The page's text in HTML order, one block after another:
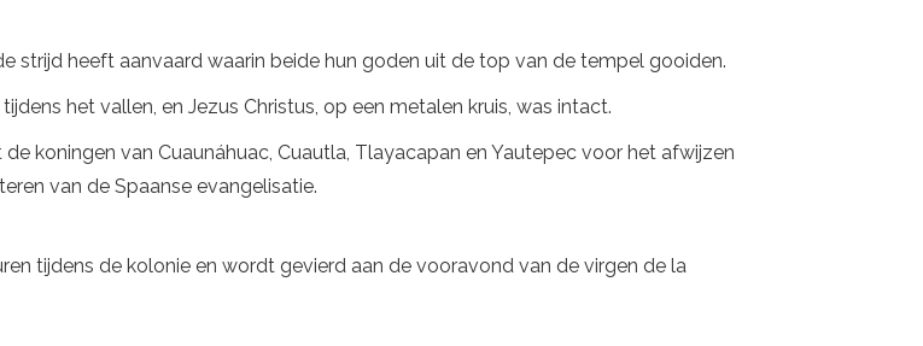
strijd heeft aanvaard waarin beide hun goden uit de top van de tempel gooiden.
het vallen, en Jezus Christus, op een metalen kruis, was intact.
koningen van Cuaunáhuac, Cuautla, Tlayacapan en Yautepec voor het afwijzen
van de Spaanse evangelisatie.
tijdens de kolonie en wordt gevierd aan de vooravond van de virgen de la